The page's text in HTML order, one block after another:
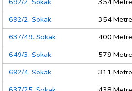
692/2. Sokak
354 Metre
692/2. Sokak
354 Metre
637/49. Sokak
400 Metre
649/3. Sokak
579 Metre
692/4. Sokak
311 Metre